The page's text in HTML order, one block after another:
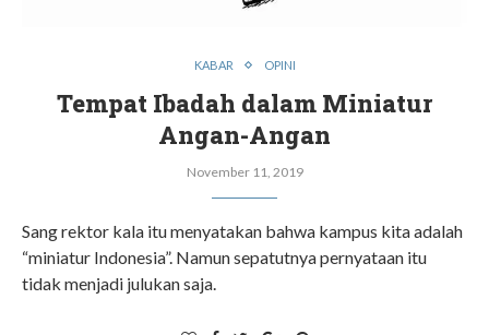
KABAR OPINI
Tempat Ibadah dalam Miniatur
Angan-Angan
November 11, 2019
Sang rektor kala itu menyatakan bahwa kampus kita adalah
“miniatur Indonesia”. Namun sepatutnya pernyataan itu
tidak menjadi julukan saja.